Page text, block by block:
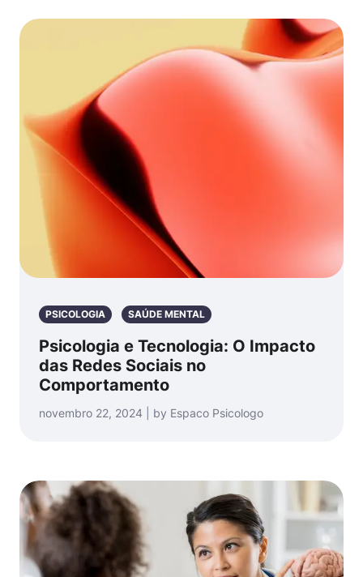
PSICOLOGIA SAÚDE MENTAL
Psicologia e Tecnologia: O Impacto
das Redes Sociais no
Comportamento
novembro 22, 2024 | by Espaco Psicologo